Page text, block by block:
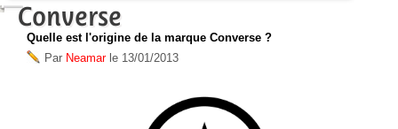
Converse
Quelle est l'origine de la marque Converse ?
Par Neamarle 13/01/2013